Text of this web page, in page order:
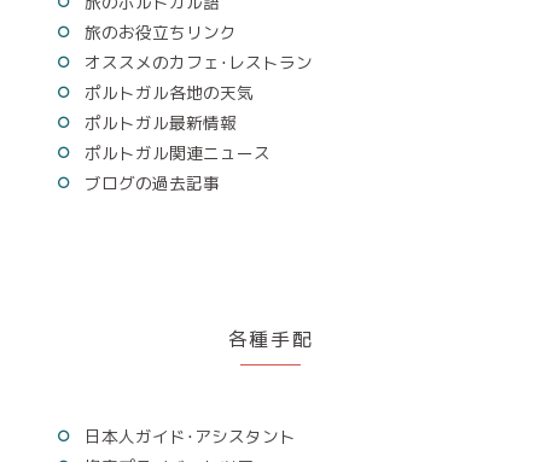
旅のお役立ちリンク
オススメのカフェ･レストラン
ポルトガル各地の天気
ポルトガル最新情報
ポルトガル関連ニュース
ブログの過去記事
各種手配
日本人ガイド･アシスタント